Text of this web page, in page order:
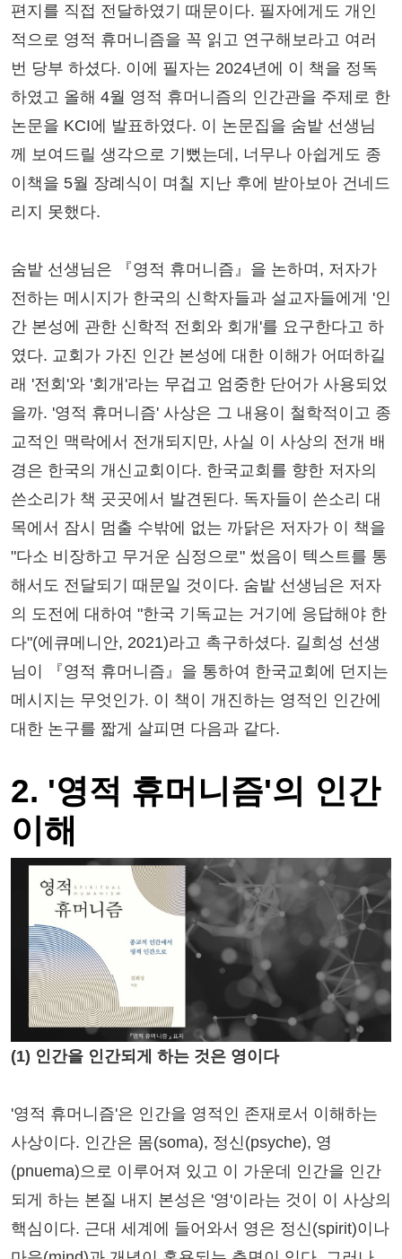
편지를 직접 전달하였기 때문이다. 필자에게도 개인
적으로 영적 휴머니즘을 꼭 읽고 연구해보라고 여러
번 당부 하셨다. 이에 필자는 2024년에 이 책을 정독
하였고 올해 4월 영적 휴머니즘의 인간관을 주제로 한
논문을 KCI에 발표하였다. 이 논문집을 숨밭 선생님
께 보여드릴 생각으로 기뻤는데, 너무나 아쉽게도 종
이책을 5월 장례식이 며칠 지난 후에 받아보아 건네드
리지 못했다.
숨밭 선생님은 『영적 휴머니즘』을 논하며, 저자가
전하는 메시지가 한국의 신학자들과 설교자들에게 '인
간 본성에 관한 신학적 전회와 회개'를 요구한다고 하
였다. 교회가 가진 인간 본성에 대한 이해가 어떠하길
래 '전회'와 '회개'라는 무겁고 엄중한 단어가 사용되었
을까. '영적 휴머니즘' 사상은 그 내용이 철학적이고 종
교적인 맥락에서 전개되지만, 사실 이 사상의 전개 배
경은 한국의 개신교회이다. 한국교회를 향한 저자의
쓴소리가 책 곳곳에서 발견된다. 독자들이 쓴소리 대
목에서 잠시 멈출 수밖에 없는 까닭은 저자가 이 책을
"다소 비장하고 무거운 심정으로" 썼음이 텍스트를 통
해서도 전달되기 때문일 것이다. 숨밭 선생님은 저자
의 도전에 대하여 "한국 기독교는 거기에 응답해야 한
다"(에큐메니안, 2021)라고 촉구하셨다. 길희성 선생
님이 『영적 휴머니즘』을 통하여 한국교회에 던지는
메시지는 무엇인가. 이 책이 개진하는 영적인 인간에
대한 논구를 짧게 살피면 다음과 같다.
2. '영적 휴머니즘'의 인간
이해
(1) 인간을 인간되게 하는 것은 영이다
'영적 휴머니즘'은 인간을 영적인 존재로서 이해하는
사상이다. 인간은 몸(soma), 정신(psyche), 영
(pnuema)으로 이루어져 있고 이 가운데 인간을 인간
되게 하는 본질 내지 본성은 '영'이라는 것이 이 사상의
핵심이다. 근대 세계에 들어와서 영은 정신(spirit)이나